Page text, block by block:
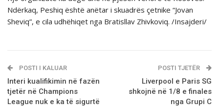
Ndërkaq, Peshiq është anëtar i skuadrës çetnike “Jovan
Sheviq”, e cila udhëhiqet nga Bratisllav Zhivkoviq. /Insajderi/
POSTI I KALUAR
Interi kualifikimin në fazën
tjetër në Champions
League nuk e ka të sigurtë
POSTI TJETËR
Liverpool e Paris SG
shkojnё nё 1/8 e finales
nga Grupi C